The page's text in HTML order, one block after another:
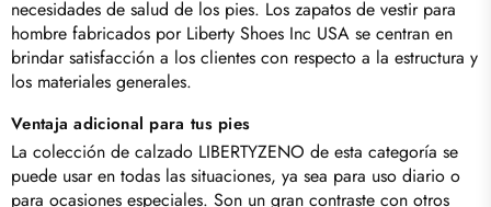
necesidades de salud de los pies. Los zapatos de vestir para
hombre fabricados por Liberty Shoes Inc USA se centran en
brindar satisfacción a los clientes con respecto a la estructura y
los materiales generales.
Ventaja adicional para tus pies
La colección de calzado LIBERTYZENO de esta categoría se
puede usar en todas las situaciones, ya sea para uso diario o
para ocasiones especiales. Son un gran contraste con otros